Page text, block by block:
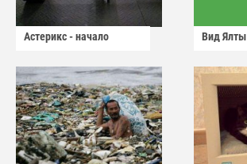
Астерикс - начало Вид Ялты